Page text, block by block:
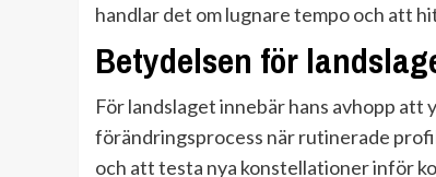
handlar det om lugnare tempo och att
Betydelsen för
För landslaget innebär hans avhopp
förändringsprocess när rutinerade
och att testa nya konstellationer inför